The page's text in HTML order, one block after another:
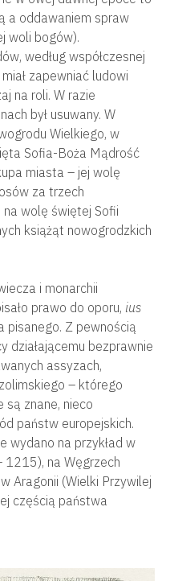
a oddawaniem spraw
woli bogów).
według współczesnej
zapewniać ludowi
na roli. W razie
był usuwany. W
Wielkiego, w
Sofia-Boża Mądrość
miasta – jej wolę
za trzech
na wolę świętej Sofii
książąt nowogrodzkich
i monarchii
prawo do oporu, ius
pisanego. Z pewnością
działającemu bezprawnie
assyzach,
– którego
są znane, nieco
państw europejskich.
wydano na przykład w
1215), na Węgrzech
Aragonii (Wielki Przywilej
częścią państwa